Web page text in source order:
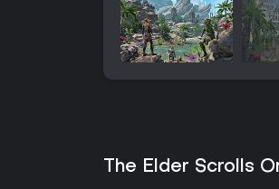
The Elder Scrolls